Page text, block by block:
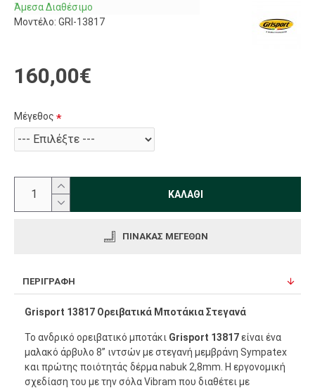
Άμεσα Διαθέσιμο
Μοντέλο: GRI-13817
160,00€
Μέγεθος
ΚΑΛΆΘΙ
ΠΊΝΑΚΑΣ ΜΕΓΕΘΏΝ
ΠΕΡΙΓΡΑΦΉ
Grisport 13817 Ορειβατικά Μποτάκια Στεγανά
Το ανδρικό ορειβατικό μποτάκι Grisport 13817είναι ένα
μαλακό άρβυλο 8” ιντσών με στεγανή μεμβράνη Sympatex
και πρώτης ποιότητάς δέρμα nabuk 2,8mm. Η εργονομική
σχεδίαση του με την σόλα Vibram που διαθέτει με